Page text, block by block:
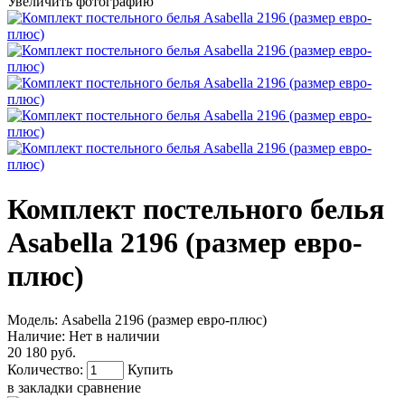
Комплект постельного белья
Asabella 2196 (размер евро-
плюс)
Модель: Asabella 2196 (размер евро-плюс)
Наличие: Нет в наличии
20 180 руб.
Количество:
Купить
в закладки сравнение